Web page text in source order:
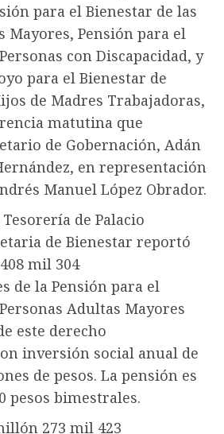
para el Bienestar de las
Mayores, Pensión para el
con Discapacidad, y
para el Bienestar de
de Madres Trabajadoras,
matutina que
de Gobernación, Adán
en representación
Manuel López Obrador.
de Palacio
de Bienestar reportó
mil 304
de la Pensión para el
Adultas Mayores
este derecho
inversión social anual de
de pesos. La pensión es
pesos bimestrales.
273 mil 423